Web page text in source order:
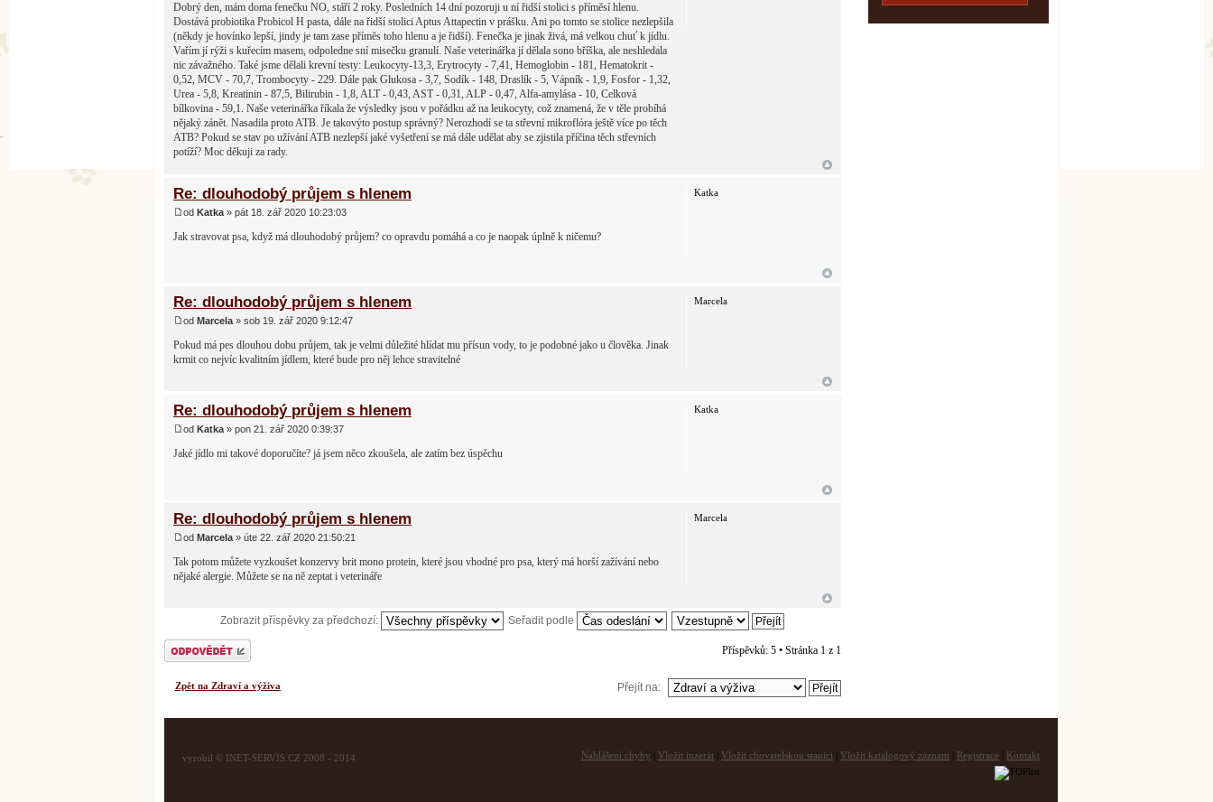
Dobrý den, mám doma fenečku NO, stáří 2 roky. Posledních 14 dní pozoruji u ní řidší stolici s příměsí hlenu.
Dostává probiotika Probicol H pasta, dále na řidší stolici Aptus Attapectin v prášku. Ani po tomto se stolice nezlepšila
(někdy je hovínko lepší, jindy je tam zase příměs toho hlenu a je řidší). Fenečka je jinak živá, má velkou chuť k jídlu.
Vařím jí rýži s kuřecím masem, odpoledne sní misečku granulí. Naše veterinářka jí dělala sono bříška, ale neshledala
nic závažného. Také jsme dělali krevní testy: Leukocyty-13,3, Erytrocyty - 7,41, Hemoglobin - 181, Hematokrit -
0,52, MCV - 70,7, Trombocyty - 229. Dále pak Glukosa - 3,7, Sodík - 148, Draslík - 5, Vápník - 1,9, Fosfor - 1,32,
Urea - 5,8, Kreatinin - 87,5, Bilirubin - 1,8, ALT - 0,43, AST - 0,31, ALP - 0,47, Alfa-amylása - 10, Celková
bílkovina - 59,1. Naše veterinářka říkala že výsledky jsou v pořádku až na leukocyty, což znamená, že v těle probíhá
nějaký zánět. Nasadila proto ATB. Je takovýto postup správný? Nerozhodí se ta střevní mikroflóra ještě více po těch
ATB? Pokud se stav po užívání ATB nezlepší jaké vyšetření se má dále udělat aby se zjistila příčina těch střevních
potíží? Moc děkuji za rady.
Re: dlouhodobý průjem s hlenem
od Katka » pát 18. zář 2020 10:23:03
Jak stravovat psa, když má dlouhodobý průjem? co opravdu pomáhá a co je naopak úplně k ničemu?
Katka
Re: dlouhodobý průjem s hlenem
od Marcela » sob 19. zář 2020 9:12:47
Pokud má pes dlouhou dobu průjem, tak je velmi důležité hlídat mu přísun vody, to je podobné jako u člověka. Jinak
krmit co nejvíc kvalitním jídlem, které bude pro něj lehce stravitelné
Marcela
Re: dlouhodobý průjem s hlenem
od Katka » pon 21. zář 2020 0:39:37
Jaké jídlo mi takové doporučíte? já jsem něco zkoušela, ale zatím bez úspěchu
Katka
Re: dlouhodobý průjem s hlenem
od Marcela » úte 22. zář 2020 21:50:21
Tak potom můžete vyzkoušet konzervy brit mono protein, které jsou vhodné pro psa, který má horší zažívání nebo
nějaké alergie. Můžete se na ně zeptat i veterináře
Marcela
Zobrazit příspěvky za předchozí: Seřadit podle
Odeslat odpověď Příspěvků: 5 • Stránka 1 z 1
Zpět na Zdraví a výživa Přejít na:
vyrobil © INET-SERVIS.CZ 2008 - 2014 Nahlášení chyby Vložit inzerát Vložit chovatelskou stanici Vložit katalogový záznam Registrace Kontakt